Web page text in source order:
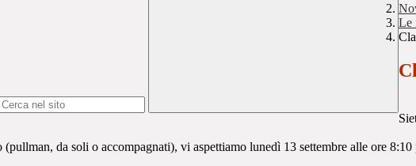
Le
da soli o accompagnati), vi aspettiamo lunedì 13 settembre alle ore